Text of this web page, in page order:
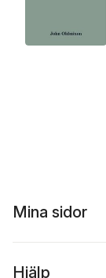
Mina sidor
Hjälp